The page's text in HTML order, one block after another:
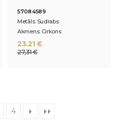
57084589
Metāls: Sudrabs
Akmens: Cirkons
23.21 €
27,31 €
4